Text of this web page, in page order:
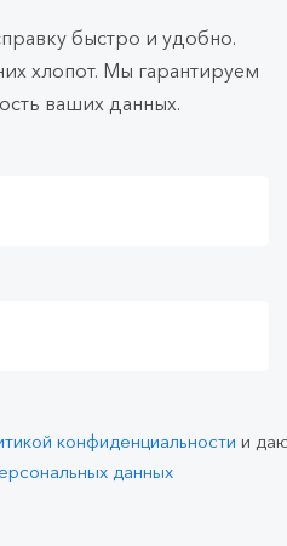
быстро и удобно.
хлопот. Мы гарантируем
ваших данных.
конфиденциальности и
данных